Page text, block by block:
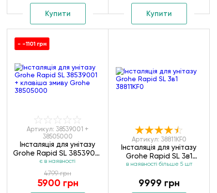
Купити Купити
- -1101 грн
Артикул: 38539001 +
38505000
Інсталяція для унітазу
Grohe Rapid SL 38539001
+ клавіша змиву Grohe
38505000
є в наявності
4799 грн
5900 грн
Артикул: 38811KF0
Інсталяція для унітазу
Grohe Rapid SL 3в1
38811KF0
в наявності більше 5 шт
9999 грн